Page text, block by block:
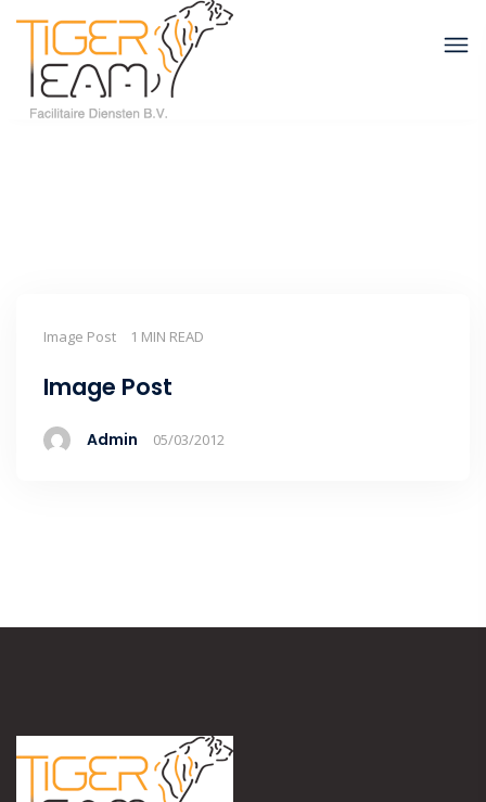
Image Post 1 MIN READ
Image Post
Admin 05/03/2012